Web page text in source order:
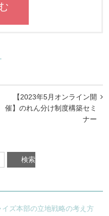
【2023年5月オンライン開
催】のれん分け制度構築セミ
ナー
ズ本部の立地戦略の考え方